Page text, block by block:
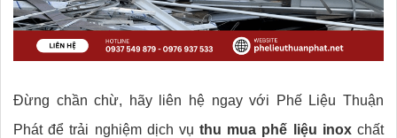
Đừng chần chừ, hãy liên hệ ngay với Phế Liệu Thuận
Phát để trải nghiệm dịch vụthu mua phế liệu inoxchất